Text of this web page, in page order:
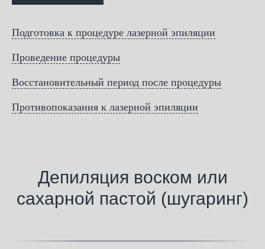
Подготовка к процедуре лазерной эпиляции
Проведение процедуры
Восстановительный период после процедуры
Противопоказания к лазерной эпиляции
Депиляция воском или
сахарной пастой (шугаринг)